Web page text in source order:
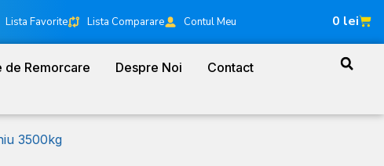
Lista Favorite Lista Comparare Contul Meu 0 lei
de Remorcare Despre Noi Contact
3500kg